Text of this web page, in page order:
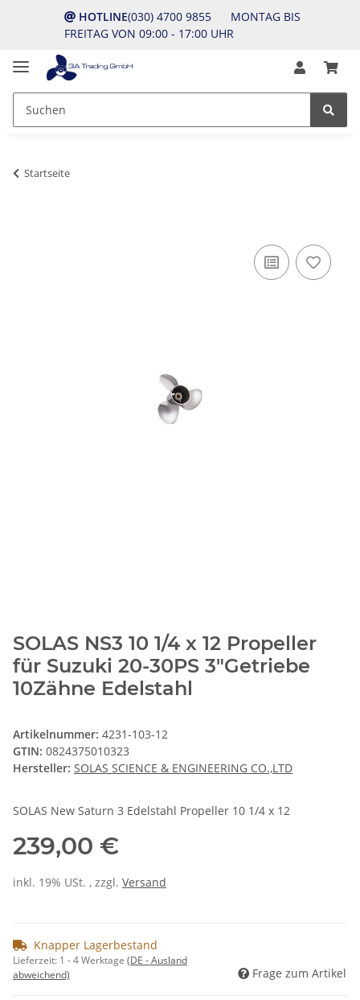
HOTLINE(030) 4700 9855 MONTAG BIS
FREITAG VON 09:00 - 17:00 UHR
Startseite
SOLAS NS3 10 1/4 x 12 Propeller
für Suzuki 20-30PS 3"Getriebe
10Zähne Edelstahl
Artikelnummer: 4231-103-12
GTIN: 0824375010323
Hersteller: SOLAS SCIENCE & ENGINEERING CO.,LTD
SOLAS New Saturn 3 Edelstahl Propeller 10 1/4 x 12
239,00 €
inkl. 19% USt. , zzgl. Versand
Knapper Lagerbestand
Lieferzeit: 1 - 4 Werktage (DE - Ausland
abweichend)
Frage zum Artikel